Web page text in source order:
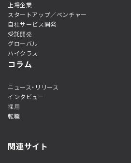
上場企業
スタートアップ／ベンチャー
自社サービス開発
受託開発
グローバル
ハイクラス
コラム
ニュース・リリース
インタビュー
採用
転職
関連サイト